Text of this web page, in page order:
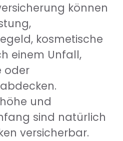
können
kosmetische
einem Unfall,
oder
und
sind natürlich
versicherbar.